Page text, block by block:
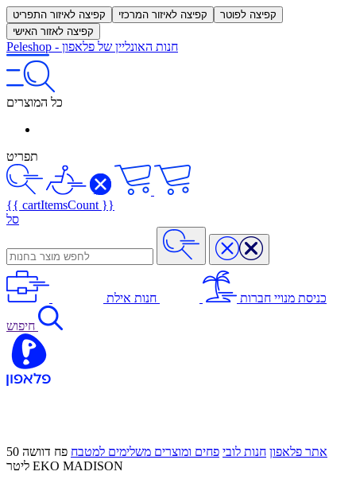
קפיצה לאיזור התפריט קפיצה לאיזור המרכזי
קפיצה לפוטר
קפיצה לאזור האישי
Peleshop - חנות האונליין של פלאפון
כל המוצרים
תפריט
{{ cartItemsCount }}
סל
כניסת מנויי חברות חנות אילת
חיפוש
אתר פלאפון חנות לובי פחים ומוצרים משלימים למטבח
פח דוושה 50
ליטר EKO MADISON